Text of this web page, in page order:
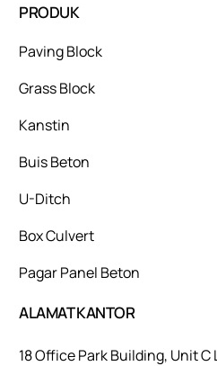
PRODUK
Paving Block
Grass Block
Kanstin
Buis Beton
U-Ditch
Box Culvert
Pagar Panel Beton
ALAMAT KANTOR
18 Office Park Building, Unit C